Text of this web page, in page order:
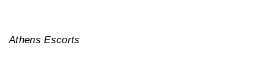
Athens Escorts